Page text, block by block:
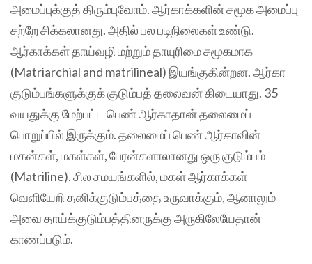
அமைப்புக்குத் திரும்புவோம். ஆர்காக்களின் சமூக அமைப்பு
சற்றே சிக்கலானது. அதில் பல படிநிலைகள் உண்டு.
ஆர்காக்கள் தாய்வழி மற்றும் தாயுரிமை சமூகமாக
(Matriarchial and matrilineal) இயங்குகின்றன. ஆர்கா
குடும்பங்களுக்குக் குடும்பத் தலைவன் கிடையாது. 35
வயதுக்கு மேற்பட்ட பெண் ஆர்காதான் தலைமைப்
பொறுப்பில் இருக்கும். தலைமைப் பெண் ஆர்காவின்
மகன்கள், மகள்கள், பேரன்களாலானது ஒரு குடும்பம்
(Matriline). சில சமயங்களில், மகள் ஆர்காக்கள்
வெளியேறி தனிக்குடும்பத்தை உருவாக்கும், ஆனாலும்
அவை தாய்க்குடும்பத்தினருக்கு அருகிலேயேதான்
காணப்படும்.